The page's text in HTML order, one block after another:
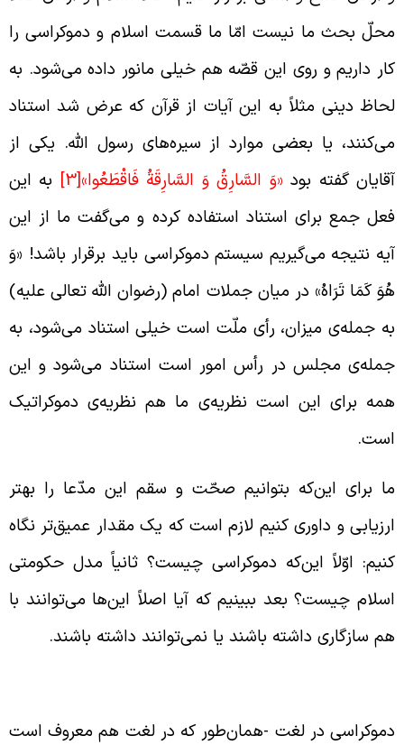
بحث ما نیست امّا ما قسمت اسلام و دموکراسی را
داریم و روی این قصّه هم خیلی مانور داده می‌شود. به
دینی مثلاً به این آیات از قرآن که عرض شد استناد
یا بعضی موارد از سیره‌های رسول الله. یکی از
گفته بود«وَ السَّارِقُ وَ السَّارِقَةُ فَاقْطَعُوا»[3]
به این
جمع برای استناد استفاده کرده و می‌گفت ما از این
نتیجه می‌گیریم سیستم دموکراسی باید برقرار باشد! «وَ
کَمَا تَرَاهُ» در میان جملات امام (رضوان الله تعالی علیه)
جمله‌ی میزان، رأی ملّت است خیلی استناد می‌شود، به
مجلس در رأس امور است استناد می‌شود و این
برای این است نظریه‌ی ما هم نظریه‌ی دموکراتیک
برای این‌که بتوانیم صحّت و سقم این مدّعا را بهتر
و داوری کنیم لازم است که یک مقدار عمیق‌تر نگاه
اوّلاً این‌که دموکراسی چیست؟ ثانیاً مدل حکومتی
چیست؟ بعد ببینیم که آیا اصلاً این‌ها می‌توانند با
سازگاری داشته باشند یا نمی‌توانند داشته باشند.
در لغت -همان‌طور که در لغت هم معروف است